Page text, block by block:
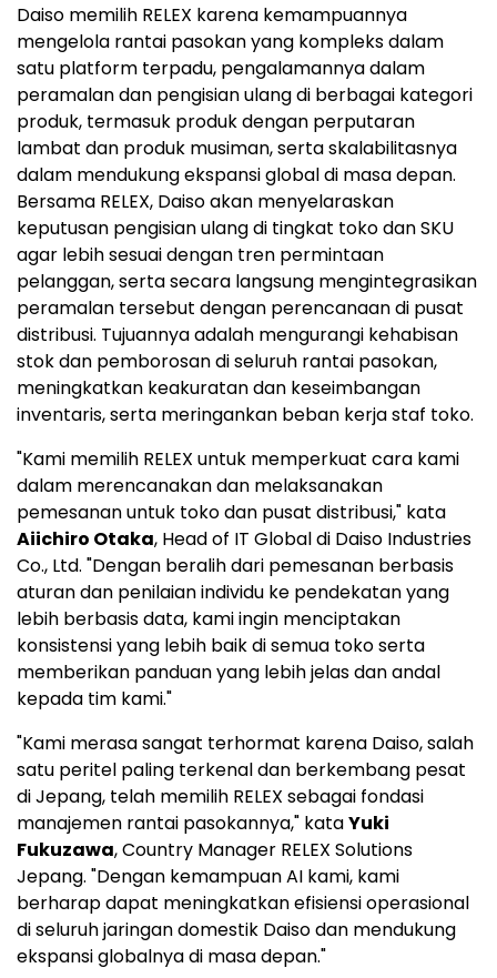
Daiso memilih RELEX karena kemampuannya
mengelola rantai pasokan yang kompleks dalam
satu platform terpadu, pengalamannya dalam
peramalan dan pengisian ulang di berbagai kategori
produk, termasuk produk dengan perputaran
lambat dan produk musiman, serta skalabilitasnya
dalam mendukung ekspansi global di masa depan.
Bersama RELEX, Daiso akan menyelaraskan
keputusan pengisian ulang di tingkat toko dan SKU
agar lebih sesuai dengan tren permintaan
pelanggan, serta secara langsung mengintegrasikan
peramalan tersebut dengan perencanaan di pusat
distribusi. Tujuannya adalah mengurangi kehabisan
stok dan pemborosan di seluruh rantai pasokan,
meningkatkan keakuratan dan keseimbangan
inventaris, serta meringankan beban kerja staf toko.
"Kami memilih RELEX untuk memperkuat cara kami
dalam merencanakan dan melaksanakan
pemesanan untuk toko dan pusat distribusi," kata
Aiichiro Otaka, Head of IT Global di Daiso Industries
Co., Ltd. "Dengan beralih dari pemesanan berbasis
aturan dan penilaian individu ke pendekatan yang
lebih berbasis data, kami ingin menciptakan
konsistensi yang lebih baik di semua toko serta
memberikan panduan yang lebih jelas dan andal
kepada tim kami."
"Kami merasa sangat terhormat karena Daiso, salah
satu peritel paling terkenal dan berkembang pesat
di Jepang, telah memilih RELEX sebagai fondasi
manajemen rantai pasokannya," kataYuki
Fukuzawa, Country Manager RELEX Solutions
Jepang. "Dengan kemampuan AI kami, kami
berharap dapat meningkatkan efisiensi operasional
di seluruh jaringan domestik Daiso dan mendukung
ekspansi globalnya di masa depan."